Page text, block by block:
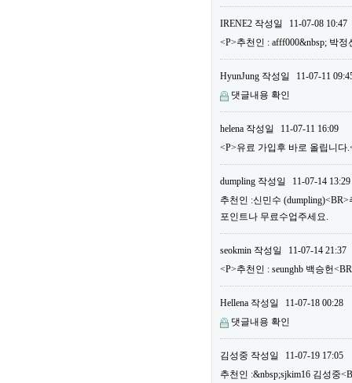
IRENE2 작성일
11-07-08 10:47
<P>추천인 : afff000&nbsp; 박
HyunJung 작성일
11-07-11
댓글내용 확인
helena 작성일
11-07-11 16:09
<P>유료 가입후 바로 올립니다
dumpling 작성일
11-07-14 13:29
추천인 :신민수
포인트나 무료수업주세요.
seokmin 작성일
11-07-14 21:37
<P>추천인 : seunghb 백승헌
Hellena 작성일
11-07-18 00:28
댓글내용 확인
김성중 작성일
11-07-19 17:05
추천인 :&nbsp;sjkim16 김성중